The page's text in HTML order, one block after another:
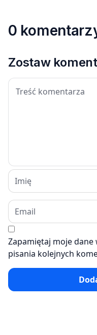
0
Zostaw
Zapamiętaj moje
pisania kolejnych